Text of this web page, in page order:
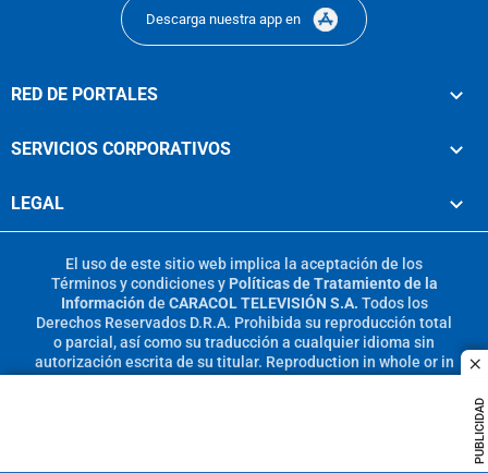
PUBLICIDAD
Descarga nuestra app en
RED DE PORTALES
SERVICIOS CORPORATIVOS
LEGAL
El uso de este sitio web implica la aceptación de los
Términos y condicionesy Políticas de Tratamiento de la
Información de CARACOL TELEVISIÓN S.A. Todos los
Derechos Reservados D.R.A. Prohibida su reproducción total
o parcial, así como su traducción a cualquier idioma sin
autorización escrita de su titular. Reproduction in whole or in